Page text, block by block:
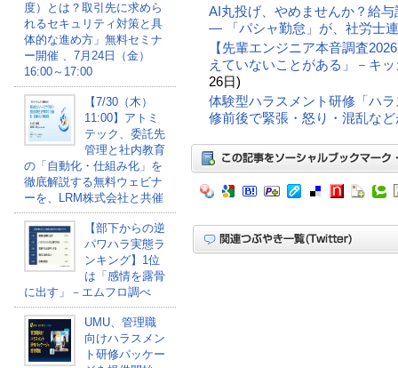
度）とは？取引先に求めら
れるセキュリティ対策と具
体的な進め方」無料セミナ
ー開催 、7月24日（金）
16:00～17:00
【7/30（木）
11:00】アトミ
テック、委託先
管理と社内教育
の「自動化・仕組み化」を
徹底解説する無料ウェビナ
ーを、LRM株式会社と共催
【部下からの逆
パワハラ実態ラ
ンキング】1位
は「感情を露骨
に出す」－エムフロ調べ
UMU、管理職
向けハラスメン
ト研修パッケー
AI丸投げ、やめませんか？給
― 「パシャ勤怠」が、社労士
【先輩エンジニア本音調査
えていないことがある」－キ
26日)
体験型ハラスメント研修「ハ
修前後で緊張・怒り・混乱な